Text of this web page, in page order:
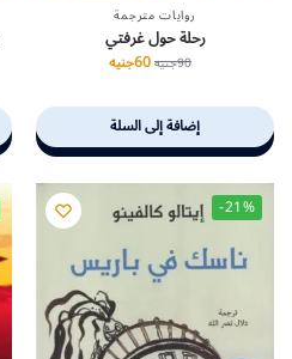
روايات مترجمة
رحلة حول غرفتي
90جنيه60جنيه
إضافة إلى السلة
-21%